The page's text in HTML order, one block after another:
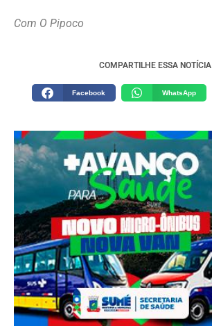
Com O Pipoco
COMPARTILHE ESSA NOTÍCIA
Facebook WhatsApp